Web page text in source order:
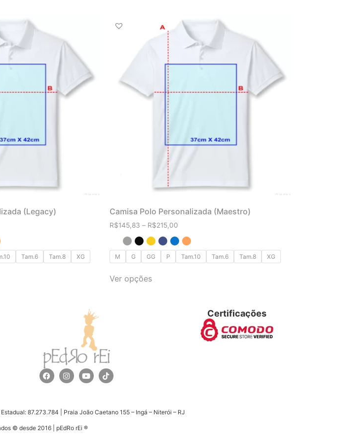
(Legacy)
Tam.6 Tam.8 XG
Camisa Polo Personalizada (Maestro)
R$145,83 – R$215,00
M G GG P Tam.10 Tam.6 Tam.8 XG
Ver opções
Certificações
87.273.784 | Praia João Caetano 155 – Ingá – Niterói – RJ
© desde 2016 | pEdRo rEi ®